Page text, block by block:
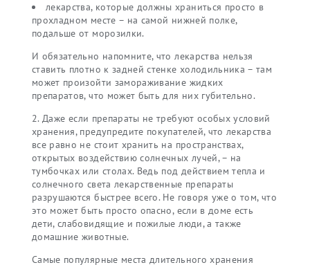
лекарства, которые должны храниться просто в
прохладном месте – на самой нижней полке,
подальше от морозилки.
И обязательно напомните, что лекарства нельзя
ставить плотно к задней стенке холодильника – там
может произойти замораживание жидких
препаратов, что может быть для них губительно.
2. Даже если препараты не требуют особых условий
хранения, предупредите покупателей, что лекарства
все равно не стоит хранить на пространствах,
открытых воздействию солнечных лучей, – на
тумбочках или столах. Ведь под действием тепла и
солнечного света лекарственные препараты
разрушаются быстрее всего. Не говоря уже о том, что
это может быть просто опасно, если в доме есть
дети, слабовидящие и пожилые люди, а также
домашние животные.
Самые популярные места длительного хранения